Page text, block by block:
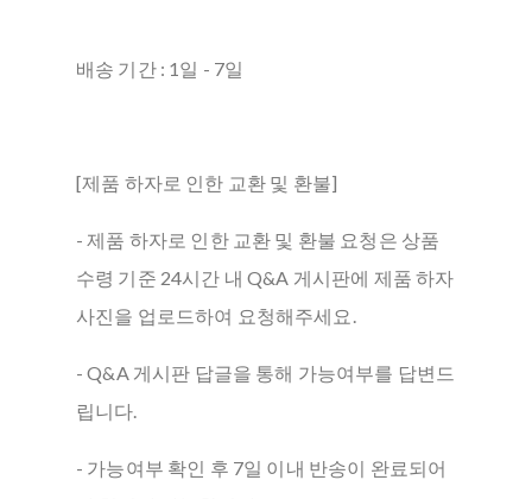
배송 기간 : 1일 - 7일
[제품 하자로 인한 교환 및 환불]
- 제품 하자로 인한 교환 및 환불 요청은 상품
수령 기준 24시간 내 Q&A 게시판에 제품 하자
사진을 업로드하여 요청해주세요.
- Q&A 게시판 답글을 통해 가능여부를 답변드
립니다.
- 가능여부 확인 후 7일 이내 반송이 완료되어